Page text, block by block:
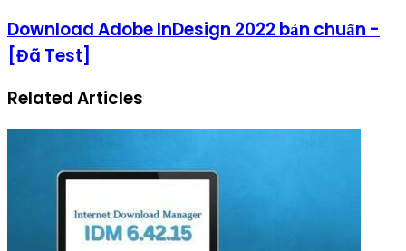
Download Adobe InDesign 2022 bản chuẩn -
[Đã Test]
Related Articles